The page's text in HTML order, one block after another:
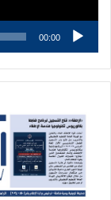
00:00